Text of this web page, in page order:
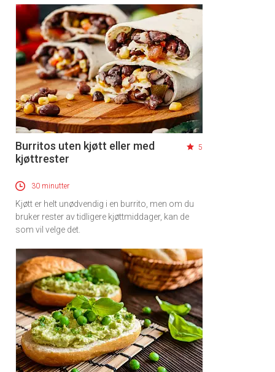
Burritos uten kjøtt eller med
kjøttrester
5
30 minutter
Kjøtt er helt unødvendig i en burrito, men om du
bruker rester av tidligere kjøttmiddager, kan de
som vil velge det.